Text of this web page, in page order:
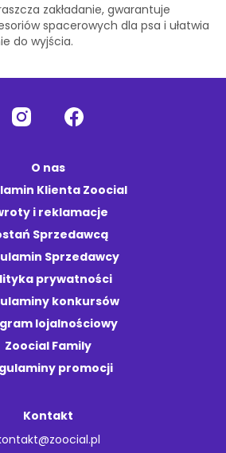
zakładanie, gwarantuje
spacerowych dla psa i ułatwia
do wyjścia.
O nas
Klienta Zoocial
i reklamacje
Sprzedawcą
Sprzedawcy
prywatności
konkursów
lojalnościowy
Zoocial Family
promocji
Kontakt